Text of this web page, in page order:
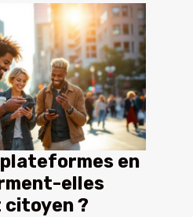
en
elles
citoyen ?